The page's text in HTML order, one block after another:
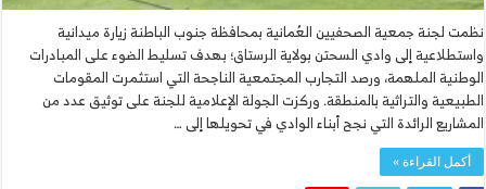
نظمت لجنة جمعية الصحفيين العُمانية بمحافظة جنوب الباطنة زيارة ميدانية
واستطلاعية إلى وادي السحتن بولاية الرستاق؛ بهدف تسليط الضوء على المبادرات
الوطنية الملهمة، ورصد التجارب المجتمعية الناجحة التي استثمرت المقومات
الطبيعية والتراثية بالمنطقة. ​وركزت الجولة الإعلامية للجنة على توثيق عدد من
المشاريع الرائدة التي نجح أبناء الوادي في تحويلها إلى …
أكمل القراءة »